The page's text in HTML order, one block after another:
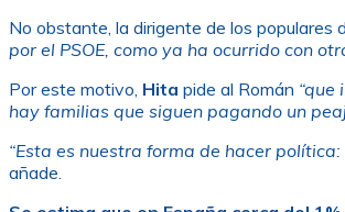
No obstante, la dirigente de los populares
por el PSOE, como ya ha ocurrido con
Por este motivo, Hita pide al Román “que
hay familias que siguen pagando un
“Esta es nuestra forma de hacer
añade.